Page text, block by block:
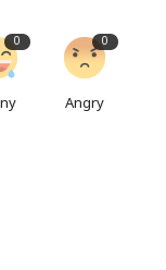
0 0
Angry